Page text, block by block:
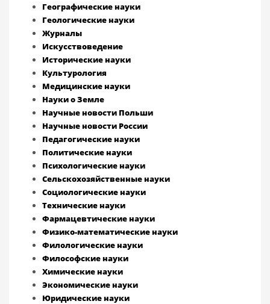
Географические науки
Геологические науки
Журналы
Искусствоведение
Исторические науки
Культурология
Медицинские науки
Науки о Земле
Научные новости Польши
Научные новости России
Педагогические науки
Политические науки
Психологические науки
Сельскохозяйственные науки
Социологические науки
Технические науки
Фармацевтические науки
Физико-математические науки
Филологические науки
Философские науки
Химические науки
Экономические науки
Юридические науки